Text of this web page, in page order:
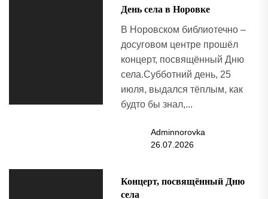
День села в Норовке
В Норовском библиотечно –
досуговом центре прошёл
концерт, посвящённый Дню
села.Субботний день, 25
июля, выдался тёплым, как
будто бы знал,...
Adminnorovka
26.07.2026
Концерт, посвящённый Дню
села